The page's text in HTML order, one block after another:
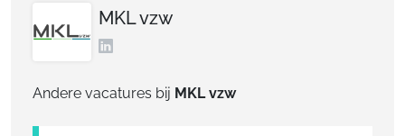
MKL vzw
Andere vacatures bij MKL vzw